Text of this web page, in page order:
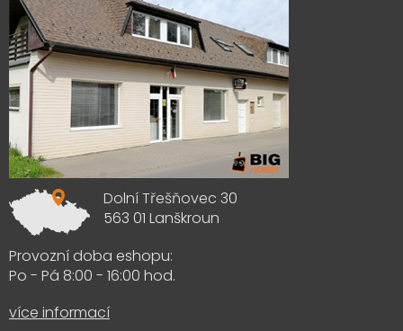
Dolní Třešňovec 30
563 01 Lanškroun
Provozní doba eshopu:
Po - Pá 8:00 - 16:00 hod.
více informací